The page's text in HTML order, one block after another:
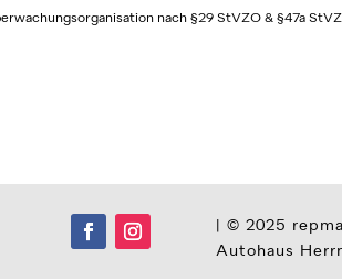
nach §29 StVZO & §47a
| © 2025
Autohaus